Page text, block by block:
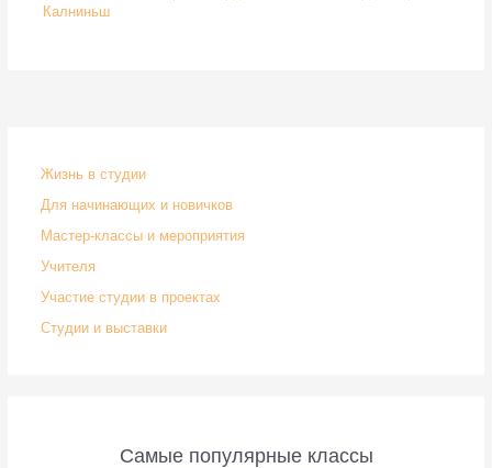
Калниньш
Жизнь в студии
Для начинающих и новичков
Мастер-классы и мероприятия
Учителя
Участие студии в проектах
Студии и выставки
Самые популярные классы